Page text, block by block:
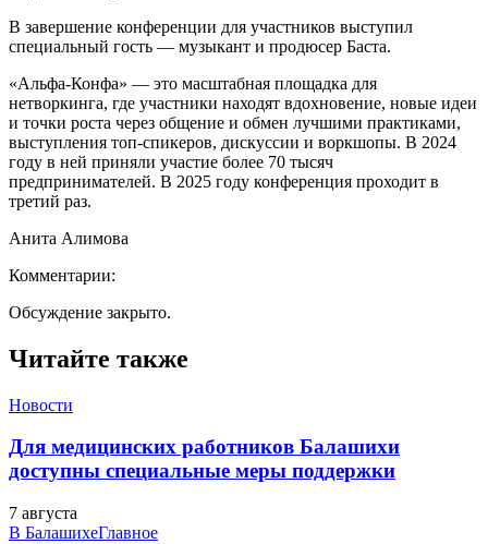
В завершение конференции для участников выступил
специальный гость — музыкант и продюсер Баста.
«Альфа-Конфа» — это масштабная площадка для
нетворкинга, где участники находят вдохновение, новые идеи
и точки роста через общение и обмен лучшими практиками,
выступления топ-спикеров, дискуссии и воркшопы. В 2024
году в ней приняли участие более 70 тысяч
предпринимателей. В 2025 году конференция проходит в
третий раз.
Анита Алимова
Комментарии:
Обсуждение закрыто.
Читайте также
Новости
Для медицинских работников Балашихи
доступны специальные меры поддержки
7 августа
В БалашихеГлавное